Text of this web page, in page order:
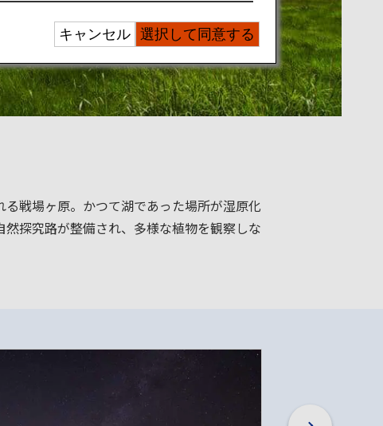
戦場ヶ原。かつて湖であった場所が湿原化
探究路が整備され、多様な植物を観察しな
選択して同意する
キャンセル